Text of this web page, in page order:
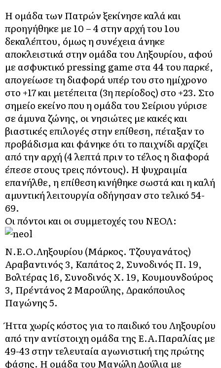
Η ομάδα των Πατρών ξεκίνησε καλά και
προηγήθηκε με 10 – 4 στην αρχή του 1ου
δεκαλέπτου, όμως η συνέχεια άνηκε
αποκλειστικά στην ομάδα του Ληξουρίου, αφού
με ασφυκτικό pressing game στα 44 του παρκέ,
απογείωσε τη διαφορά υπέρ του στο ημίχρονο
στο +17 και μετέπειτα (3η περίοδος) στο +23. Στο
σημείο εκείνο που η ομάδα του Σείριου γύρισε
σε άμυνα ζώνης, οι νησιώτες με κακές και
βιαστικές επιλογές στην επίθεση, πέταξαν το
προβάδισμα και φάνηκε ότι το παιχνίδι αρχίζει
από την αρχή (4 λεπτά πριν το τέλος η διαφορά
έπεσε στους τρεις πόντους). Η ψυχραιμία
επανήλθε, η επίθεση κινήθηκε σωστά και η καλή
αμυντική λειτουργία οδήγησαν στο τελικό 54-
69.
Οι πόντοι και οι συμμετοχές του ΝΕΟΛ:
Ν.Ε.Ο.Ληξουρίου (Μάρκος. Τζουγανάτος)
Αραβαντινός 3, Καπάτος 2, Συνοδινός Π. 19,
Βολτέρας 16, Συνοδινός Χ. 19, Κουμουνδούρος
3, Πρέντάνος 2 Μαρούλης, Δρακόπουλος
Παγώνης 5.
Ήττα χωρίς κόστος για το παιδικό του Ληξουρίου
από την αντίστοιχη ομάδα της Ε.Α.Παραλίας με
49-43 στην τελευταία αγωνιστική της πρώτης
φάσης. Η ομάδα του Μανώλη Δούλια με